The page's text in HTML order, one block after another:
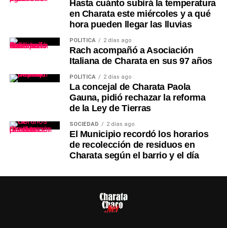
Hasta cuánto subirá la temperatura
en Charata este miércoles y a qué
hora pueden llegar las lluvias
POLÍTICA 2 días ago
Rach acompañó a Asociación
Italiana de Charata en sus 97 años
POLÍTICA 2 días ago
La concejal de Charata Paola
Gauna, pidió rechazar la reforma
de la Ley de Tierras
SOCIEDAD 2 días ago
El Municipio recordó los horarios
de recolección de residuos en
Charata según el barrio y el día